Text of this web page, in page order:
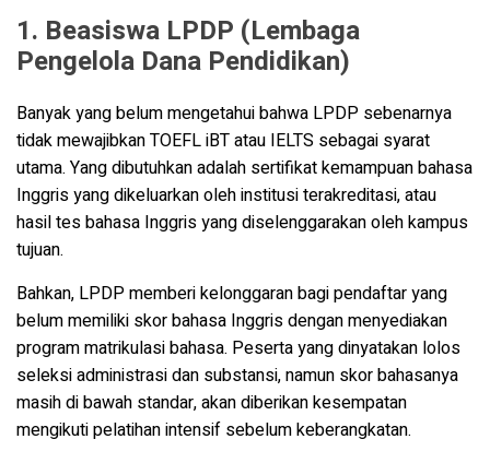
1. Beasiswa LPDP (Lembaga
Pengelola Dana Pendidikan)
Banyak yang belum mengetahui bahwa LPDP sebenarnya
tidak mewajibkan TOEFL iBT atau IELTS sebagai syarat
utama. Yang dibutuhkan adalah sertifikat kemampuan bahasa
Inggris yang dikeluarkan oleh institusi terakreditasi, atau
hasil tes bahasa Inggris yang diselenggarakan oleh kampus
tujuan.
Bahkan, LPDP memberi kelonggaran bagi pendaftar yang
belum memiliki skor bahasa Inggris dengan menyediakan
program matrikulasi bahasa. Peserta yang dinyatakan lolos
seleksi administrasi dan substansi, namun skor bahasanya
masih di bawah standar, akan diberikan kesempatan
mengikuti pelatihan intensif sebelum keberangkatan.